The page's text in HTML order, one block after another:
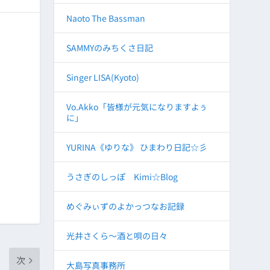
次
Naoto The Bassman
SAMMYのみちくさ日記
Singer LISA(Kyoto)
Vo.Akko「皆様が元気になりますよぅ
に」
YURINA《ゆりな》 ひまわり日記☆彡
うさぎのしっぽ Kimi☆Blog
めぐみぃずのよかっつなお記録
光井さくら～酒と唄の日々
大島写真事務所